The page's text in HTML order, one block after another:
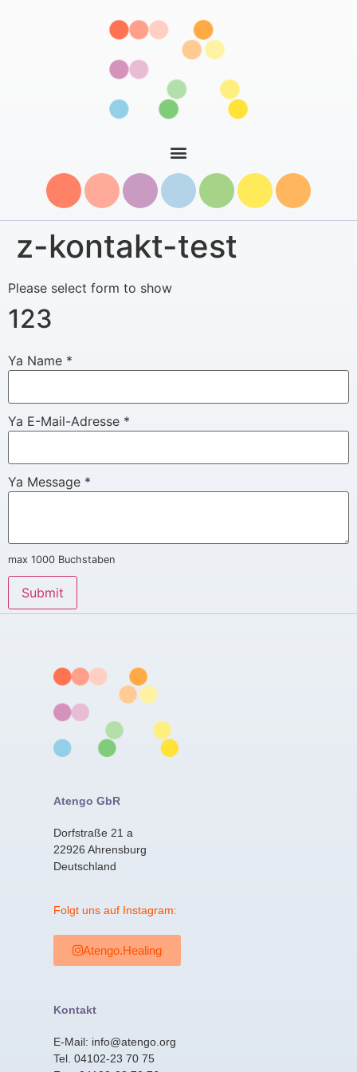
z-kontakt-test
Please select form to show
123
Ya Name *
Ya E-Mail-Adresse *
Ya Message *
max 1000 Buchstaben
Submit
Atengo GbR
Dorfstraße 21 a
22926 Ahrensburg
Deutschland
Folgt uns auf Instagram:
Atengo.Healing
Kontakt
E-Mail: info@atengo.org
Tel. 04102-23 70 75